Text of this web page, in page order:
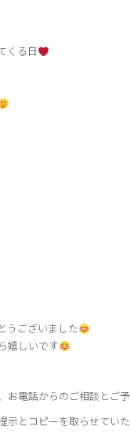
くる日
うございました
嬉しいです
電話からのご相談とご
示とコピーを取らせてい